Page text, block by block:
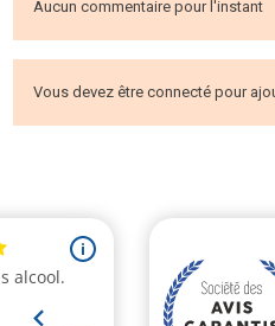
Aucun commentaire pour l'instant
Vous devez être connecté pour